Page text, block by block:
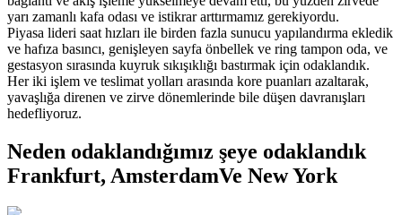
yarı zamanlı kafa odası ve istikrar arttırmamız gerekiyordu.
Piyasa lideri saat hızları ile birden fazla sunucu yapılandırma ekledik
ve hafıza basıncı, genişleyen sayfa önbellek ve ring tampon oda, ve
gestasyon sırasında kuyruk sıkışıklığı bastırmak için odaklandık.
Her iki işlem ve teslimat yolları arasında kore puanları azaltarak,
yavaşlığa direnen ve zirve dönemlerinde bile düşen davranışları
hedefliyoruz.
Neden odaklandığımız şeye odaklandık
Frankfurt, AmsterdamVe New York